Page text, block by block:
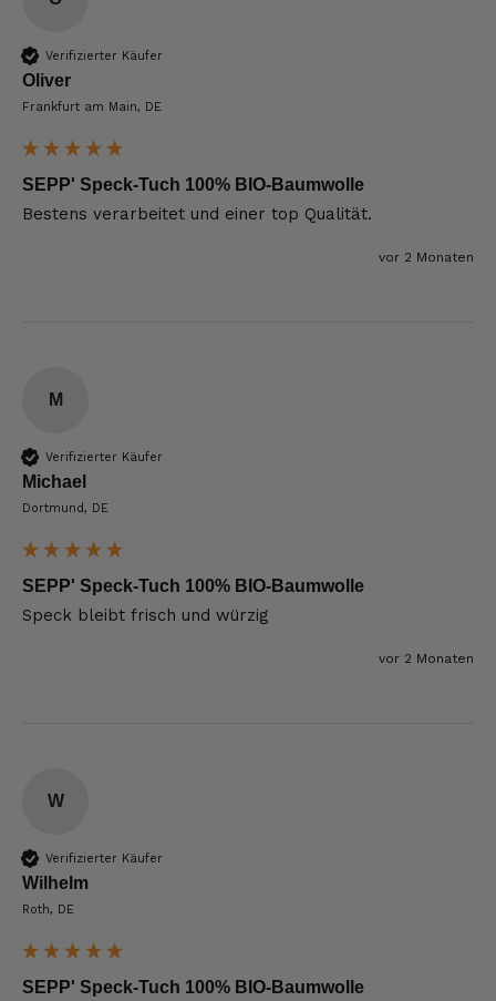
Verifizierter Käufer
Oliver
Frankfurt am Main, DE
SEPP' Speck-Tuch 100% BIO-Baumwolle
Bestens verarbeitet und einer top Qualität.
vor 2 Monaten
M
Verifizierter Käufer
Michael
Dortmund, DE
SEPP' Speck-Tuch 100% BIO-Baumwolle
Speck bleibt frisch und würzig
vor 2 Monaten
W
Verifizierter Käufer
Wilhelm
Roth, DE
SEPP' Speck-Tuch 100% BIO-Baumwolle